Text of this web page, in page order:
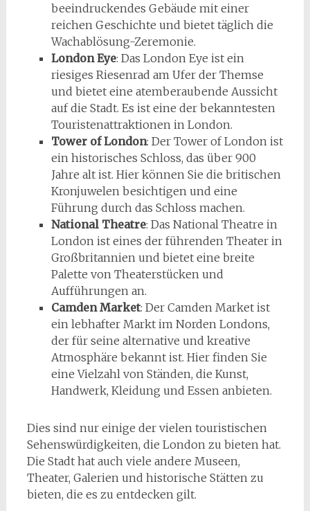
beeindruckendes Gebäude mit einer
reichen Geschichte und bietet täglich die
Wachablösung-Zeremonie.
London Eye: Das London Eye ist ein
riesiges Riesenrad am Ufer der Themse
und bietet eine atemberaubende Aussicht
auf die Stadt. Es ist eine der bekanntesten
Touristenattraktionen in London.
Tower of London: Der Tower of London ist
ein historisches Schloss, das über 900
Jahre alt ist. Hier können Sie die britischen
Kronjuwelen besichtigen und eine
Führung durch das Schloss machen.
National Theatre: Das National Theatre in
London ist eines der führenden Theater in
Großbritannien und bietet eine breite
Palette von Theaterstücken und
Aufführungen an.
Camden Market: Der Camden Market ist
ein lebhafter Markt im Norden Londons,
der für seine alternative und kreative
Atmosphäre bekannt ist. Hier finden Sie
eine Vielzahl von Ständen, die Kunst,
Handwerk, Kleidung und Essen anbieten.
Dies sind nur einige der vielen touristischen
Sehenswürdigkeiten, die London zu bieten hat.
Die Stadt hat auch viele andere Museen,
Theater, Galerien und historische Stätten zu
bieten, die es zu entdecken gilt.